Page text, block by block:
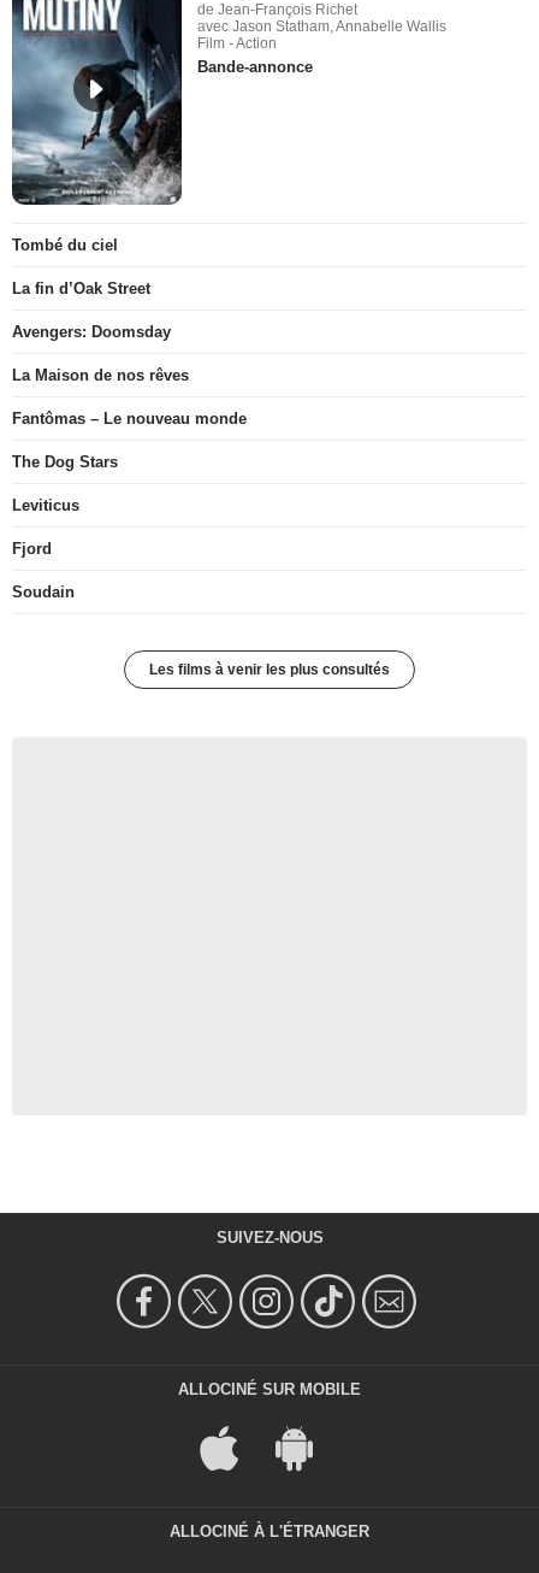
de Jean-François Richet
avec Jason Statham, Annabelle Wallis
Film - Action
Bande-annonce
Tombé du ciel
La fin d’Oak Street
Avengers: Doomsday
La Maison de nos rêves
Fantômas – Le nouveau monde
The Dog Stars
Leviticus
Fjord
Soudain
Les films à venir les plus consultés
SUIVEZ-NOUS
ALLOCINÉ SUR MOBILE
ALLOCINÉ À L'ÉTRANGER